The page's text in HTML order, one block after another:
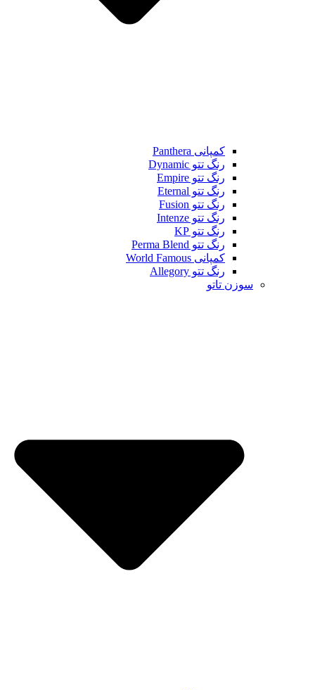
کمپانی Panthera
رنگ تتو Dynamic
رنگ تتو Empire
رنگ تتو Eternal
رنگ تتو Fusion
رنگ تتو Intenze
رنگ تتو KP
رنگ تتو Perma Blend
کمپانی World Famous
رنگ تتو Allegory
سوزن تاتو